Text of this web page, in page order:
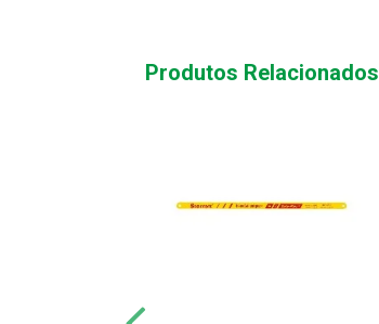
Produtos Relacionados